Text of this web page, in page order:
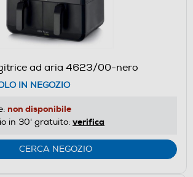
ad aria 4623/00-nero
IN NEGOZIO
non disponibile
in 30' gratuito: verifica
CERCA NEGOZIO